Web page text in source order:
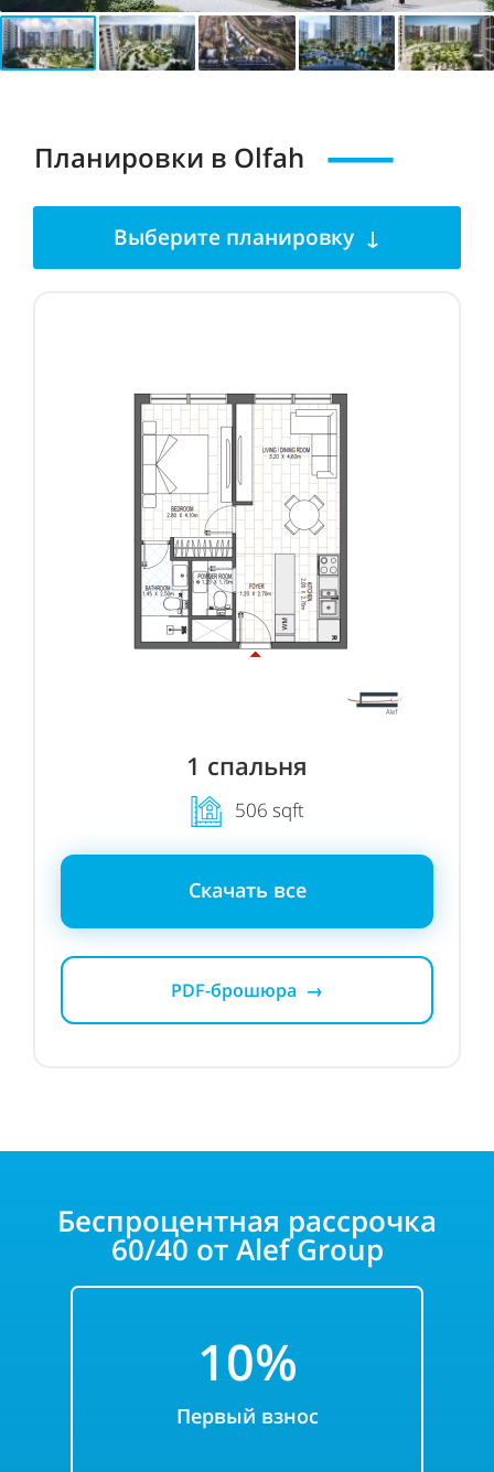
Планировки в Olfah
Выберите планировку ↓
1 спальня
506 sqft
Скачать все
PDF-брошюра →
Беспроцентная рассрочка
60/40 от Alef Group
10%
Первый взнос